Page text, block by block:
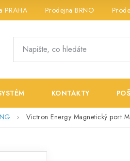
PRAHA Prodejna BRNO
KONTAKTY
Victron Energy Magnetický port